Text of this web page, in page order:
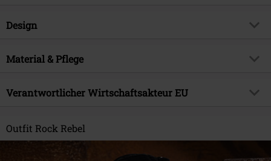
Artikelnummer:
Brand
Geschenke
Geschlecht
Design
Produkt-Typ
Material & Pflege
Obermaterial Hartzinn
Verantwortlicher Wirtschaftsakteur EU
Avda Paisos Catalanes 168
17457 Riudellots de la Selva
Outfit Rock Rebel